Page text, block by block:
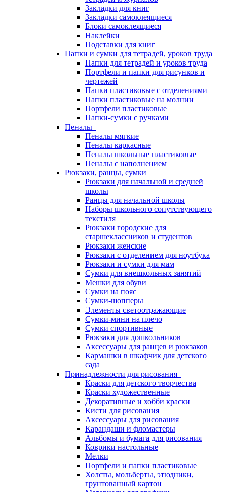
Закладки для книг
Закладки самоклеящиеся
Блоки самоклеящиеся
Наклейки
Подставки для книг
Папки и сумки для тетрадей, уроков труда
Папки для тетрадей и уроков труда
Портфели и папки для рисунков и
чертежей
Папки пластиковые с отделениями
Папки пластиковые на молнии
Портфели пластиковые
Папки-сумки с ручками
Пеналы
Пеналы мягкие
Пеналы каркасные
Пеналы школьные пластиковые
Пеналы с наполнением
Рюкзаки, ранцы, сумки
Рюкзаки для начальной и средней
школы
Ранцы для начальной школы
Наборы школьного сопутствующего
текстиля
Рюкзаки городские для
старшеклассников и студентов
Рюкзаки женские
Рюкзаки с отделением для ноутбука
Рюкзаки и сумки для мам
Сумки для внешкольных занятий
Мешки для обуви
Сумки на пояс
Сумки-шопперы
Элементы светоотражающие
Сумки-мини на плечо
Сумки спортивные
Рюкзаки для дошкольников
Аксессуары для ранцев и рюкзаков
Кармашки в шкафчик для детского
сада
Принадлежности для рисования
Краски для детского творчества
Краски художественные
Декоративные и хобби краски
Кисти для рисования
Аксессуары для рисования
Карандаши и фломастеры
Альбомы и бумага для рисования
Коврики настольные
Мелки
Портфели и папки пластиковые
Холсты, мольберты, этюдники,
грунтованный картон